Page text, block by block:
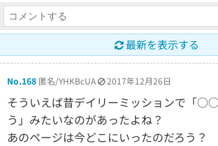
最新を表示する
No.168 匿名/YHKBcUA 2017年12月26日
そういえば昔デイリーミッションで「
う」みたいなのがあったよね？
あのページは今どこにいったのだろう？